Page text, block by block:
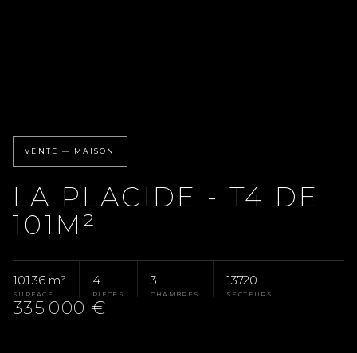
VENTE — MAISON
LA PLACIDE - T4 DE
101M²
101.36 m²
SURFACE
4
PIÈCES
3
CHAMBRES
13720
SECTEURS
335 000 €